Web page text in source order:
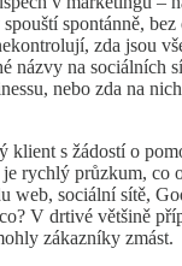
spontánně,
zda jsou
názvy na sociálních
nebo zda na
klient s žádostí o
rychlý průzkum, co
web, sociální sítě,
V drtivé většině
zákazníky zmást.